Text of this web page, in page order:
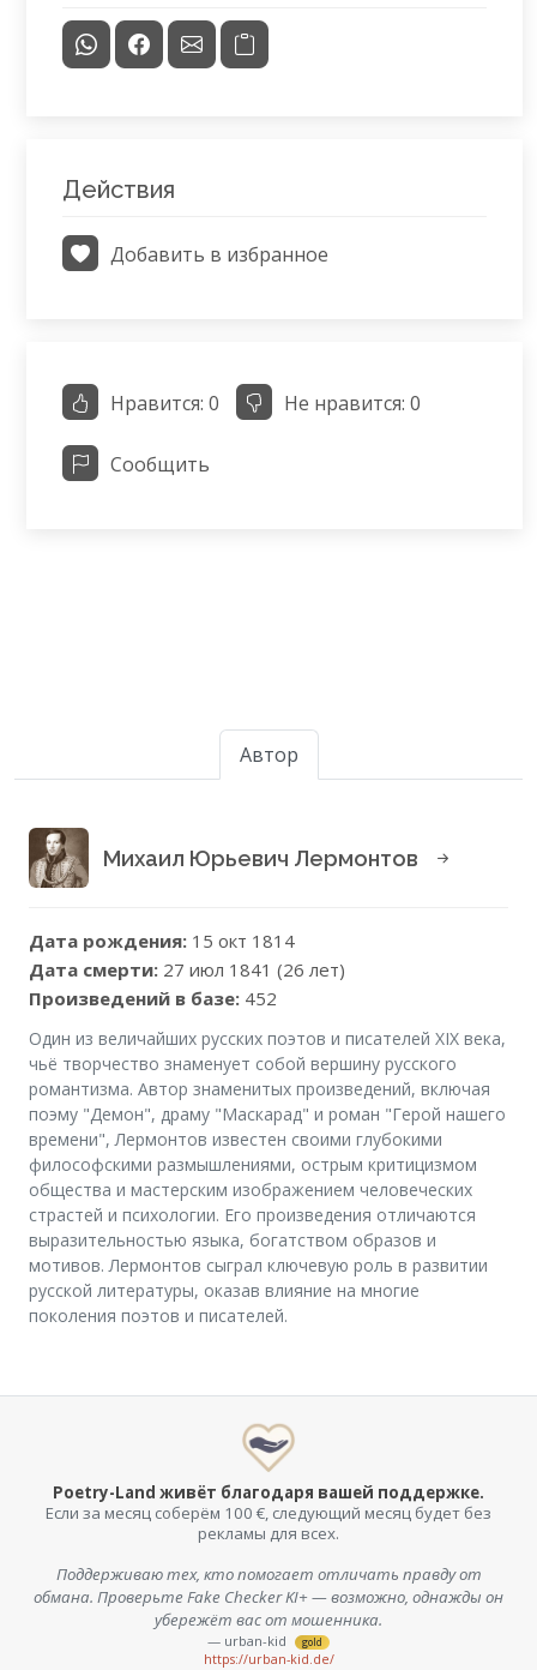
Действия
Добавить в избранное
Нравится: 0 Не нравится: 0
Сообщить
Автор
Михаил Юрьевич Лермонтов
Дата рождения: 15 окт 1814
Дата смерти: 27 июл 1841 (26 лет)
Произведений в базе: 452
Один из величайших русских поэтов и писателей XIX века,
чьё творчество знаменует собой вершину русского
романтизма. Автор знаменитых произведений, включая
поэму "Демон", драму "Маскарад" и роман "Герой нашего
времени", Лермонтов известен своими глубокими
философскими размышлениями, острым критицизмом
общества и мастерским изображением человеческих
страстей и психологии. Его произведения отличаются
выразительностью языка, богатством образов и
мотивов. Лермонтов сыграл ключевую роль в развитии
русской литературы, оказав влияние на многие
поколения поэтов и писателей.
Poetry-Land живёт благодаря вашей поддержке.
Если за месяц соберём 100 €, следующий месяц будет без
рекламы для всех.
Поддерживаю тех, кто помогает отличать правду от
обмана. Проверьте Fake Checker KI+ — возможно, однажды он
убережёт вас от мошенника.
— urban-kid gold
https://urban-kid.de/